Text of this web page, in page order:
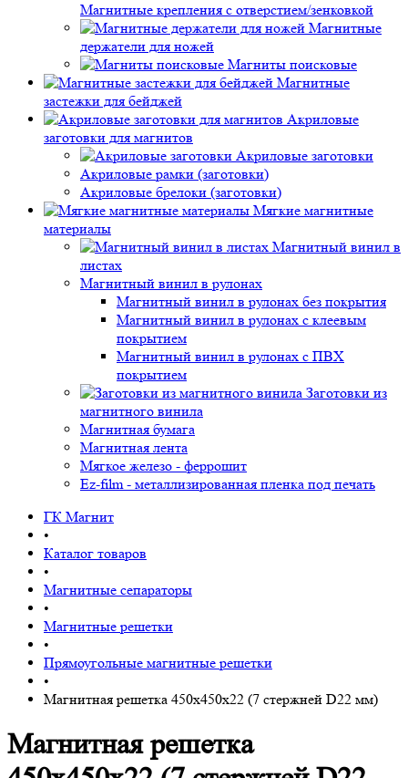
Магнитные крепления с отверстием/зенковкой
Магнитные
держатели для ножей
Магниты поисковые
Магнитные
застежки для бейджей
Акриловые
заготовки для магнитов
Акриловые заготовки
Акриловые рамки (заготовки)
Акриловые брелоки (заготовки)
Мягкие магнитные
материалы
Магнитный винил в
листах
Магнитный винил в рулонах
Магнитный винил в рулонах без покрытия
Магнитный винил в рулонах с клеевым
покрытием
Магнитный винил в рулонах с ПВХ
покрытием
Заготовки из
магнитного винила
Магнитная бумага
Магнитная лента
Мягкое железо - феррошит
Ez-film - металлизированная пленка под печать
ГК Магнит
•
Каталог товаров
•
Магнитные сепараторы
•
Магнитные решетки
•
Прямоугольные магнитные решетки
•
Магнитная решетка 450х450х22 (7 стержней D22 мм)
Магнитная решетка